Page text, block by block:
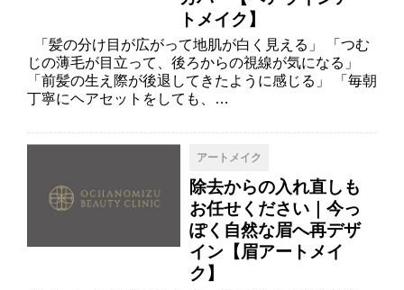
トメイク】
「髪の分け目が広がって地肌が白く見える」 「つむ
じの薄毛が目立って、後ろからの視線が気になる」
「前髪の生え際が後退してきたように感じる」 「毎朝
丁寧にヘアセットをしても、…
アートメイク
除去からの入れ直しも
お任せください｜今っ
ぽく自然な眉へ再デザ
イン【眉アートメイ
ク】